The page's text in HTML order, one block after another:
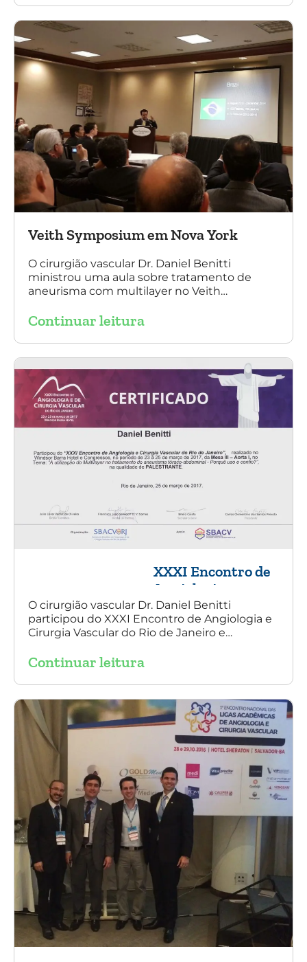
multilayer. Mais de 200 pacientes operados
sem nenhum caso de paraplegia!
Veith Symposium em Nova York
O cirurgião vascular Dr. Daniel Benitti
ministrou uma aula sobre tratamento de
aneurisma com multilayer no Veith
Continuar leitura
XXXI Encontro de
Angiologia e
Cirurgia Vascular
do Rio de Janeiro
O cirurgião vascular Dr. Daniel Benitti
participou do XXXI Encontro de Angiologia e
Cirurgia Vascular do Rio de Janeiro e
multilayer no tratamento de aneurisma
Continuar leitura